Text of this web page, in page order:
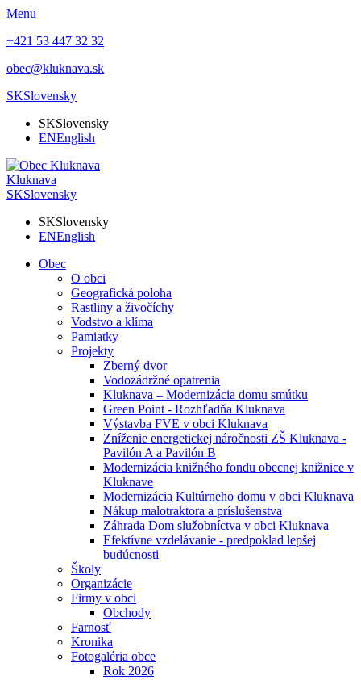
Menu
+421 53 447 32 32
obec@kluknava.sk
SKSlovensky
SKSlovensky
ENEnglish
Kluknava
SKSlovensky
SKSlovensky
ENEnglish
Obec
O obci
Geografická poloha
Rastliny a živočíchy
Vodstvo a klíma
Pamiatky
Projekty
Zberný dvor
Vodozádržné opatrenia
Kluknava – Modernizácia domu smútku
Green Point - Rozhľadňa Kluknava
Výstavba FVE v obci Kluknava
Zníženie energetickej náročnosti ZŠ Kluknava -
Pavilón A a Pavilón B
Modernizácia knižného fondu obecnej knižnice v
Kluknave
Modernizácia Kultúrneho domu v obci Kluknava
Nákup malotraktora a príslušenstva
Záhrada Dom služobníctva v obci Kluknava
Efektívne vzdelávanie - predpoklad lepšej
budúcnosti
Školy
Organizácie
Firmy v obci
Obchody
Farnosť
Kronika
Fotogaléria obce
Rok 2026